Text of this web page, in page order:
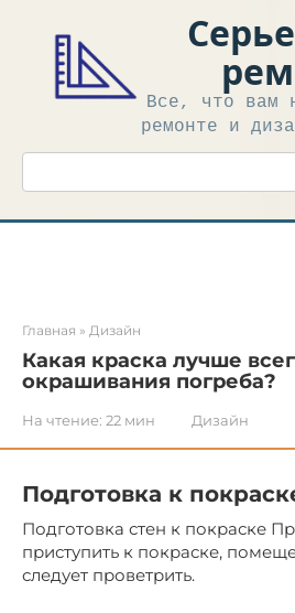
контенту
Все, что вам
ремонте и
Поиск:
Главная » Дизайн
Какая краска лучше
окрашивания погреба?
На чтение: 22 мин Дизайн
Подготовка к
Подготовка стен к покраске
приступить к покраске,
следует проветрить.